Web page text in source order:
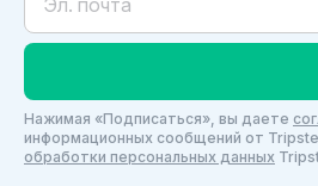
Нажимая «Подписаться», вы даете
информационных сообщений от
обработки персональных данных